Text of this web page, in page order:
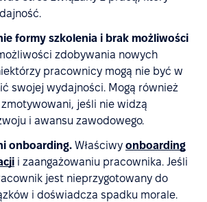
formy szkolenia i brak możliwości
zdobywania nowych
pracownicy mogą nie być w
swojej wydajności. Mogą również
jeśli nie widzą
i awansu zawodowego.
onboarding. Właściwy onboarding
i zaangażowaniu pracownika. Jeśli
jest nieprzygotowany do
i doświadcza spadku morale.